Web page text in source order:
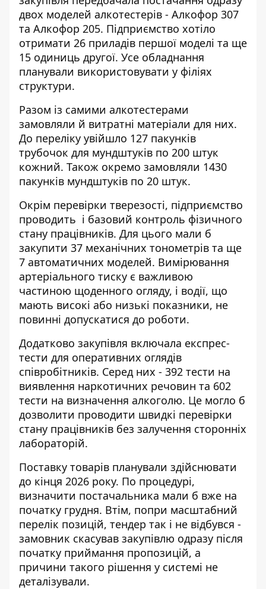
двох моделей алкотестерів - Алкофор 307
та Алкофор 205. Підприємство хотіло
отримати 26 приладів першої моделі та ще
15 одиниць другої. Усе обладнання
планували використовувати у філіях
структури.
Разом із самими алкотестерами
замовляли й витратні матеріали для них.
До переліку увійшло 127 пакунків
трубочок для мундштуків по 200 штук
кожний. Також окремо замовляли 1430
пакунків мундштуків по 20 штук.
Окрім перевірки тверезості, підприємство
проводить і базовий контроль фізичного
стану працівників. Для цього мали б
закупити 37 механічних тонометрів та ще
7 автоматичних моделей. Вимірювання
артеріального тиску є важливою
частиною щоденного огляду, і водії, що
мають високі або низькі показники, не
повинні допускатися до роботи.
Додатково закупівля включала експрес-
тести для оперативних оглядів
співробітників. Серед них - 392 тести на
виявлення наркотичних речовин та 602
тести на визначення алкоголю. Це могло б
дозволити проводити швидкі перевірки
стану працівників без залучення сторонніх
лабораторій.
Поставку товарів планували здійснювати
до кінця 2026 року. По процедурі,
визначити постачальника мали б вже на
початку грудня. Втім, попри масштабний
перелік позицій, тендер так і не відбувся -
замовник скасував закупівлю одразу після
початку приймання пропозицій, а
причини такого рішення у системі не
деталізували.